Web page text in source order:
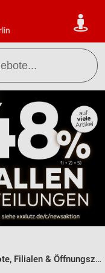
& Öffnungszeiten